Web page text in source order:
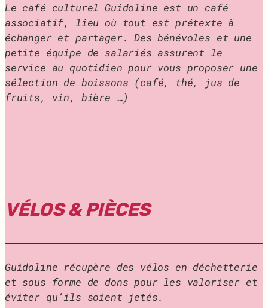
Le café culturel Guidoline est un café
associatif, lieu où tout est prétexte à
échanger et partager. Des bénévoles et une
petite équipe de salariés assurent le
service au quotidien pour vous proposer une
sélection de boissons (café, thé, jus de
fruits, vin, bière …)
VÉLOS & PIÈCES
Guidoline récupère des vélos en déchetterie
et sous forme de dons pour les valoriser et
éviter qu’ils soient jetés.